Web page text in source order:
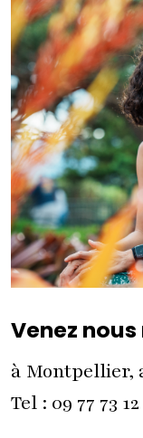
Venez
à Montpellier,
Tel : 09 77 73